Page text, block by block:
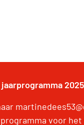
voor het